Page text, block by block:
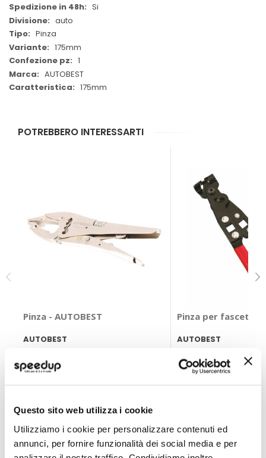
Questo sito web utilizza i cookie
Utilizziamo i cookie per personalizzare contenuti ed
annunci, per fornire funzionalità dei social media e per
Si
auto
Pinza
175mm
1
AUTOBEST
175mm
POTREBBERO INTERESSARTI
Pinza - AUTOBEST
AUTOBEST
13,85 €
CONSEGNA IN 48H
Pinza per fascette
AUTOBEST
26,70 €
CONSEGNA IN 48H